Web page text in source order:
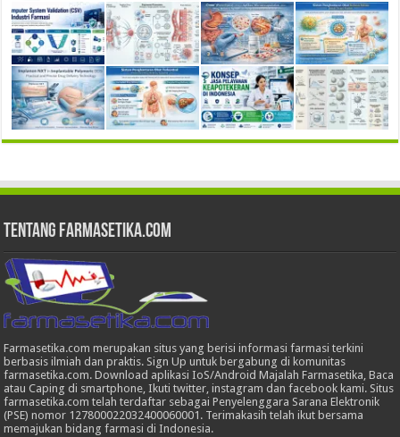
Tentang Farmasetika.com
Farmasetika.com merupakan situs yang berisi informasi farmasi terkini
berbasis ilmiah dan praktis. Sign Up untuk bergabung di komunitas
farmasetika.com. Download aplikasi IoS/Android Majalah Farmasetika, Baca
atau Caping di smartphone, Ikuti twitter, instagram dan facebook kami. Situs
farmasetika.com telah terdaftar sebagai Penyelenggara Sarana Elektronik
(PSE) nomor 127800022032400060001. Terimakasih telah ikut bersama
memajukan bidang farmasi di Indonesia.